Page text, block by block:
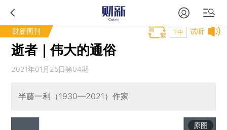
财新周刊 试听
T中
逝者｜伟大的通俗
2021年01月25日第04期
半藤一利（1930—2021）作家
原图